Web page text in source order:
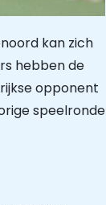
kan zich
hebben de
opponent
speelronde